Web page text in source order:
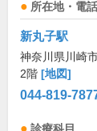
所在地・電
新丸子駅
神奈川県川崎
2階 [地図]
044-819-